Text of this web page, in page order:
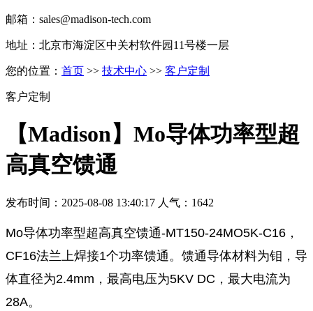
邮箱：sales@madison-tech.com
地址：北京市海淀区中关村软件园11号楼一层
您的位置： 首页 >> 技术中心 >> 客户定制
客户定制
【Madison】Mo导体功率型超
高真空馈通
发布时间：2025-08-08 13:40:17 人气：1642
Mo导体功率型超高真空馈通-MT150-24MO5K-C16，
CF16法兰上焊接1个功率馈通。馈通导体材料为钼，导
体直径为2.4mm，最高电压为5KV DC，最大电流为
28A。